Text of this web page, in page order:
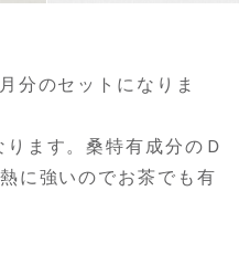
分のセットになりま
ます。桑特有成分のＤ
に強いのでお茶でも有